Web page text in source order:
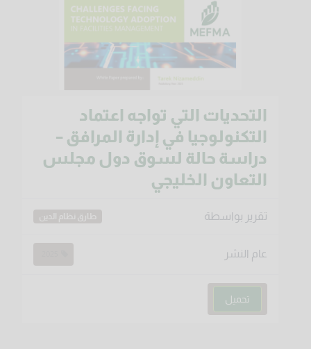
التحديات التي تواجه اعتماد
التكنولوجيا في إدارة المرافق –
دراسة حالة لسوق دول مجلس
التعاون الخليجي
تقرير بواسطة طارق نظام الدين
عام النشر
تحميل